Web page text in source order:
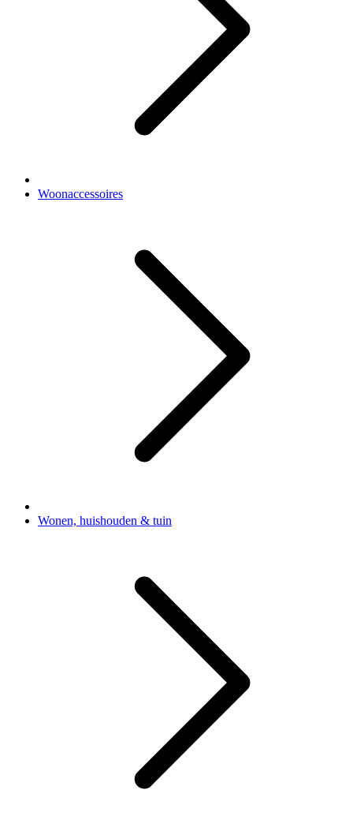
Woonaccessoires
Wonen, huishouden & tuin